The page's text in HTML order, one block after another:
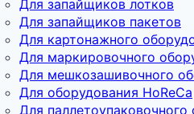
Для запайщиков лотков
Для запайщиков пакетов
Для картонажного
Для маркировочного
Для мешкозашивочного
Для оборудования HoReCa
Для паллетоупаковочного